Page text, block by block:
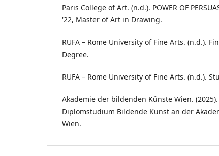
Paris College of Art. (n.d.). POWER OF
'22, Master of Art in Drawing.
RUFA – Rome University of Fine Arts. (n.d.).
Degree.
RUFA – Rome University of Fine Arts. (n.d.).
Akademie der bildenden Künste Wien.
Diplomstudium Bildende Kunst an der
Wien.